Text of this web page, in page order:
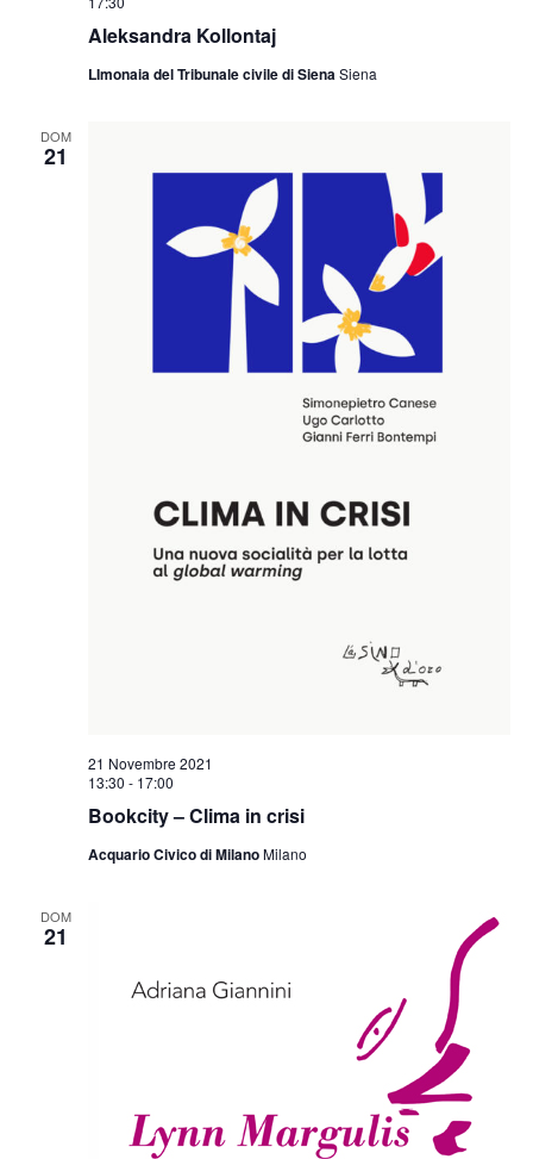
Aleksandra Kollontaj
LImonaia del Tribunale civile di SienaSiena
DOM
21
Bookcity – Clima in crisi
21 Novembre 2021
13:30 - 17:00
Acquario Civico di MilanoMilano
DOM
21